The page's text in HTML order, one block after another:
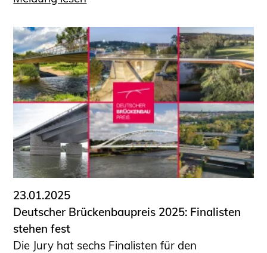
23.01.2025
Deutscher Brückenbaupreis 2025: Finalisten
stehen fest
Die Jury hat sechs Finalisten für den